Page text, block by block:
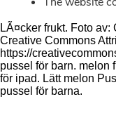
LÃ¤cker frukt. Foto
Creative Commons
https://
pussel för barn. melon
för ipad. Lätt melon
pussel för barna.